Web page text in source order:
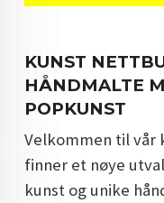
DOPAMIN DECOR NORGE
KUNST
HÅNDMALTE
POPKUNST
Velkommen til vår
finner et nøye
kunst og unike